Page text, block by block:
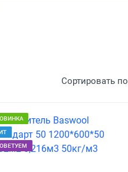
Сортировать по